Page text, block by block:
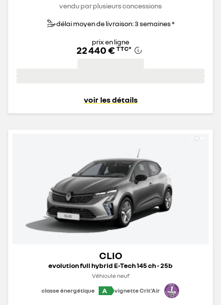
vendu par plusieurs concessions
délai moyen de livraison: 3 semaines *
prix en ligne
22 440 € TTC*
voir les détails
CLIO
evolution full hybrid E-Tech 145 ch - 25b
Véhicule neuf
classe énergétique
A vignette Crit'Air